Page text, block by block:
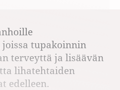
tupakoinnin
terveyttä ja lisäävän
lihatehtaiden
edelleen.